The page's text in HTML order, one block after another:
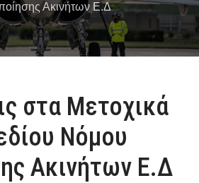
Ακινήτων Ε.Δ
στα Μετοχικά
Νόμου
Ακινήτων Ε.Δ